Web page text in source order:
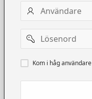
Användarnamn
Lösenord
Kom
ihåg
Kom i håg användare